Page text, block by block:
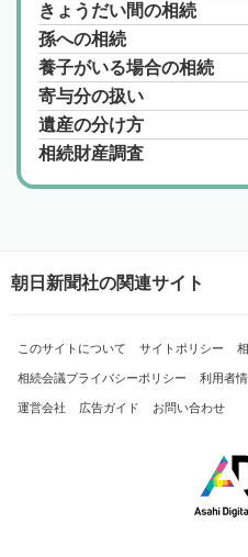
きょうだい間の相続
孫への相続
養子がいる場合の相続
寄与分の扱い
遺産の分け方
相続財産調査
朝日新聞社の関連サイト
このサイトについて サイトポリシー
相続会議プライバシーポリシー 利用者
運営会社 広告ガイド お問い合わせ